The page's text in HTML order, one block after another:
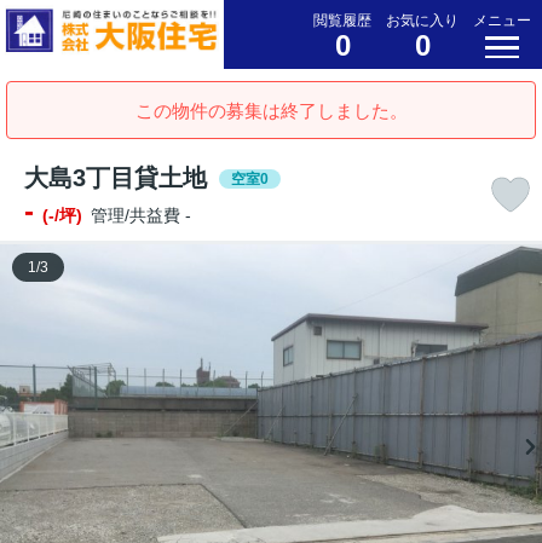
閲覧履歴
0
お気に入り
0
メニュー
この物件の募集は終了しました。
大島3丁目貸土地 空室0
- (-/坪) 管理/共益費 -
1/3